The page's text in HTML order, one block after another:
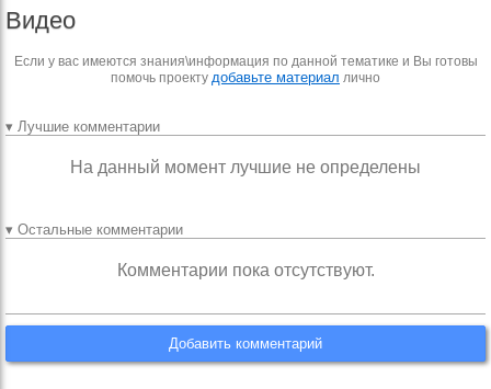
Видео
Если у вас имеются знания\информация по данной тематике и Вы готовы
помочь проекту добавьте материал лично
▾ Лучшие комментарии
На данный момент лучшие не определены
▾ Остальные комментарии
Комментарии пока отсутствуют.
Добавить комментарий